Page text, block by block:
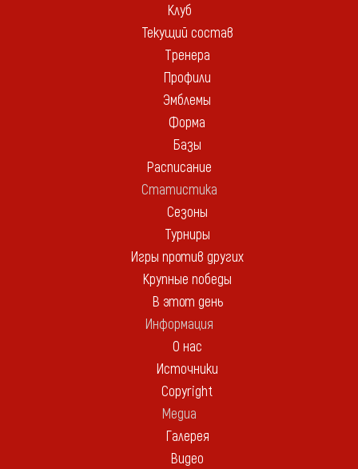
Клуб
Текущий состав
Тренера
Профили
Эмблемы
Форма
Базы
Расписание
Статистика
Сезоны
Турниры
Игры против других
Крупные победы
В этот день
Информация
О нас
Источники
Copyright
Медиа
Галерея
Видео